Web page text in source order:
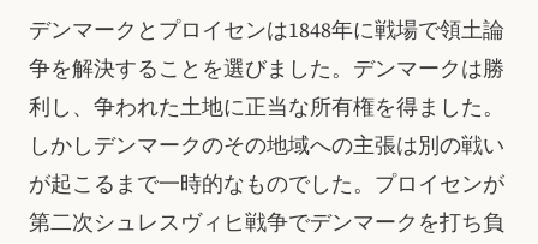
デンマークとプロイセンは1848年に戦場で領土論
争を解決することを選びました。デンマークは勝
利し、争われた土地に正当な所有権を得ました。
しかしデンマークのその地域への主張は別の戦い
が起こるまで一時的なものでした。プロイセンが
第二次シュレスヴィヒ戦争でデンマークを打ち負